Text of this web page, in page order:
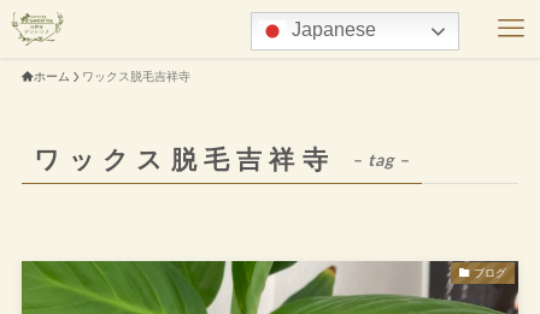
ホーム ワックス脱毛吉祥寺
ワックス脱毛吉祥寺 – tag –
ブログ
Japanese